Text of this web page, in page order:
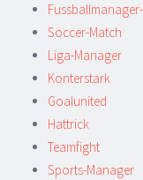
Soccer-Match
Liga-Manager
Konterstark
Goalunited
Hattrick
Teamfight
Sports-Manager